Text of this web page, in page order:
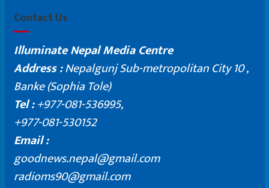
Contact Us
Illuminate Nepal Media Centre
Address :Nepalgunj Sub-metropolitan City 10 ,
Banke (Sophia Tole)
Tel :+977-081-536995,
+977-081-530152
Email :
goodnews.nepal@gmail.com
radioms90@gmail.com